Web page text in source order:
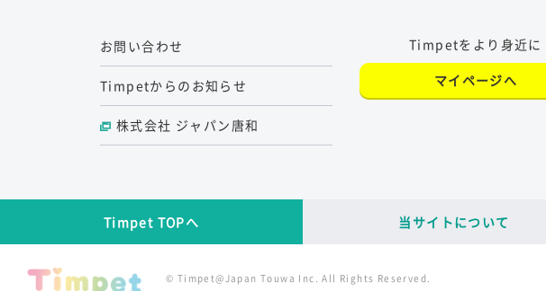
お問い合わせ
Timpetからのお知らせ
株式会社 ジャパン唐和
Timpetをより身近に
マイページへ
Timpet TOPへ 当サイトについて
© Timpet@Japan Touwa Inc. All Rights Reserved.